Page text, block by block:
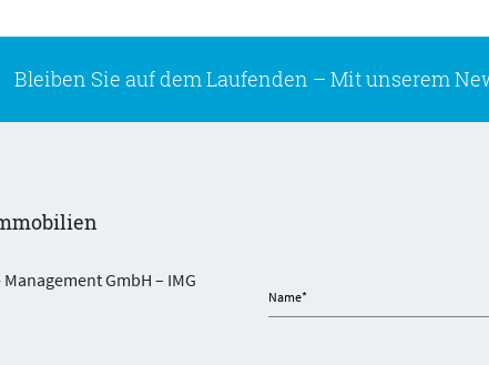
Bleiben Sie auf dem Laufenden – Mit unserem
GmbH – IMG
Name*